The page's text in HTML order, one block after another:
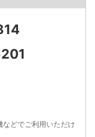
どでご利用いただけ